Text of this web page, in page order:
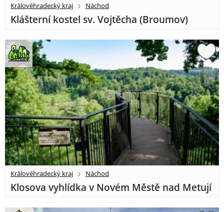
Královéhradecký kraj Náchod
Klášterní kostel sv. Vojtěcha (Broumov)
Královéhradecký kraj Náchod
Klosova vyhlídka v Novém Městě nad Metují